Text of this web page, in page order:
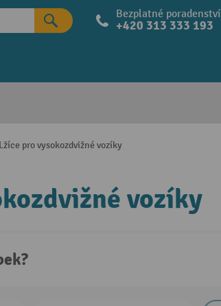
Bezplatné poradenství
+420 313 333 193
pro vysokozdvižné vozíky
vozíky